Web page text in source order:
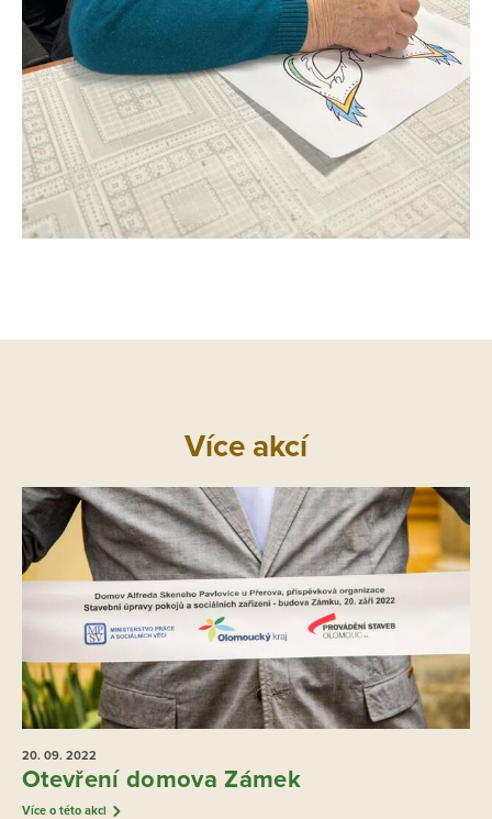
Více akcí
20. 09. 2022
Otevření domova Zámek
Více o této akci